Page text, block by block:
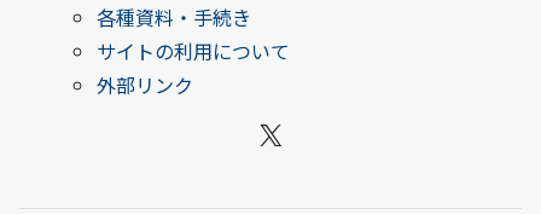
各種資料・手続き
サイトの利用について
外部リンク
X